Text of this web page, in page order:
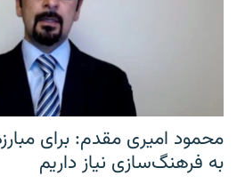
محمود امیری مقدم: برای
به فرهنگ‌سازی نیاز داریم